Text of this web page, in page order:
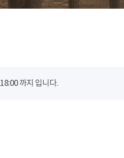
까지 입니다.